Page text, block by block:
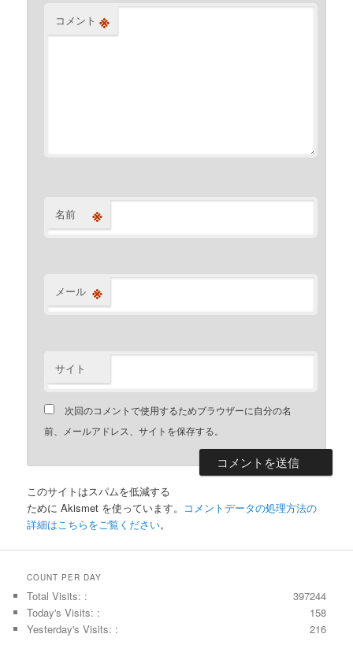
コメント ※
名前 ※
メール ※
サイト
次回のコメントで使用するためブラウザーに自分の名
前、メールアドレス、サイトを保存する。
このサイトはスパムを低減する
ために Akismet を使っています。 コメントデータの処理方法の
詳細はこちらをご覧ください。
COUNT PER DAY
397244
Total Visits: :
158
Today's Visits: :
216
Yesterday's Visits: :